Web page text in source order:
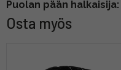
Puolan pään halkaisija:
Osta myös